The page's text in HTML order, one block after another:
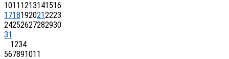
1011 1213141516
17181920212223
24252627282930
31
1234
567891011